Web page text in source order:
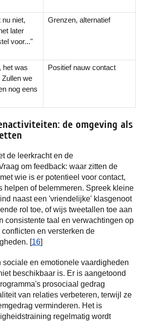
nu niet,
later
voor..."
Grenzen, alternatief
het was
Zullen we
nog eens
Positief nauw contact
de omgeving als
de leerkracht en de
om feedback: waar zitten de
wie is er potentieel voor contact,
helpen of belemmeren. Spreek kleine
naast een 'vriendelijke' klasgenoot
rol toe, of wijs tweetallen toe aan
consistente taal en verwachtingen op
en versterken de
[16]
sociale en emotionele vaardigheden
beschikbaar is. Er is aangetoond
prosociaal gedrag
van relaties verbeteren, terwijl ze
verminderen. Het is
regelmatig wordt